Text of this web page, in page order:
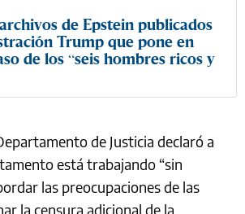
de Epstein publicados
Trump que pone en
de los “seis hombres ricos y
de Justicia declaró a
está trabajando “sin
las preocupaciones de las
la censura adicional de la